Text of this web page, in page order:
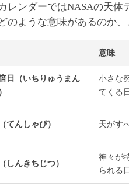
レンダーではNASAの天
のような意味があるのか、
意味
日（いちりゅうまん
小さな
てくる
てんしゃび） 天がす
しんきちじつ）
神々が
られる